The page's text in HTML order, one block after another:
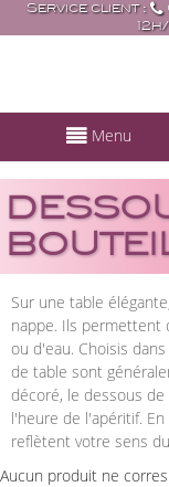
Service client :
Menu
Sur une table
nappe. Ils permettent
ou d'eau. Choisis
de table sont
décoré, le dessous
l'heure de l'apéritif.
reflètent votre sens
Aucun produit ne